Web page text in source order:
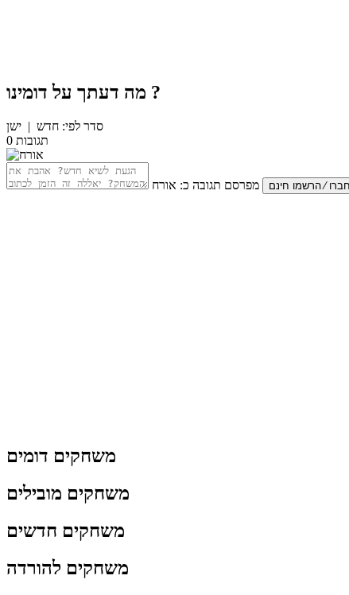
מה דעתך על דומינו ?
סדר לפי: חדש | ישן
0 תגובות
מפרסם תגובה כ: אורח
משחקים דומים
משחקים מובילים
משחקים חדשים
משחקים להורדה